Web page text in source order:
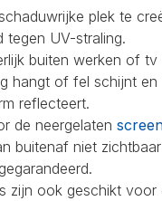
plek te
tegen UV-straling.
buiten werken of
hangt of fel schijnt en
reflecteert.
de neergelaten
buitenaf niet
zijn ook geschikt voor